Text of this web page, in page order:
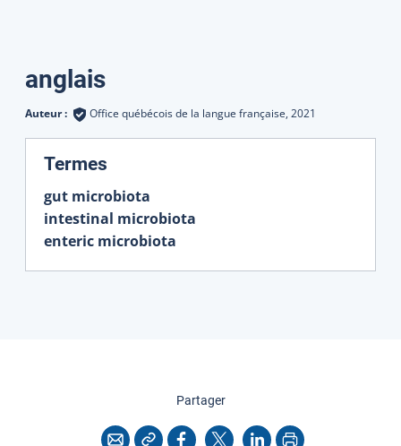
Traductions
anglais
Auteur : Office québécois de la langue française, 2021
Termes
gut microbiota
intestinal microbiota
enteric microbiota
Partagercette page
CourrielCopier l'adresse
Facebook
X LinkedInImprimer